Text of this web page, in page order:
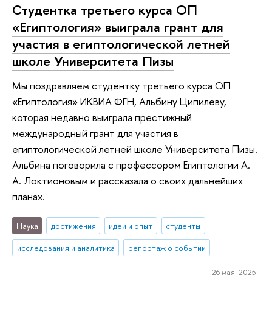
Студентка третьего курса ОП
«Египтология» выиграла грант для
участия в египтологической летней
школе Университета Пизы
Мы поздравляем студентку третьего курса ОП
«Египтология» ИКВИА ФГН, Альбину Ципилеву,
которая недавно выиграла престижный
международный грант для участия в
египтологической летней школе Университета Пизы.
Альбина поговорила с профессором Египтологии А.
А. Локтионовым и рассказала о своих дальнейших
планах.
Наука достижения идеи и опыт
студенты
исследования и аналитика
репортаж о событии
26 мая 2025